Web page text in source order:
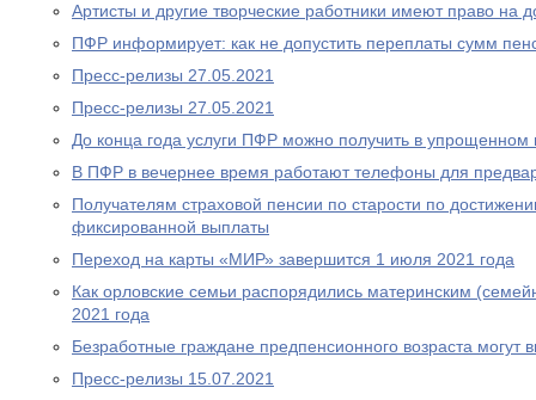
Артисты и другие творческие работники имеют право на
ПФР информирует: как не допустить переплаты сумм
Пресс-релизы 27.05.2021
Пресс-релизы 27.05.2021
До конца года услуги ПФР можно получить в упрощенном
В ПФР в вечернее время работают телефоны для
Получателям страховой пенсии по старости по
фиксированной выплаты
Переход на карты «МИР» завершится 1 июля 2021 года
Как орловские семьи распорядились материнским
2021 года
Безработные граждане предпенсионного возраста
Пресс-релизы 15.07.2021